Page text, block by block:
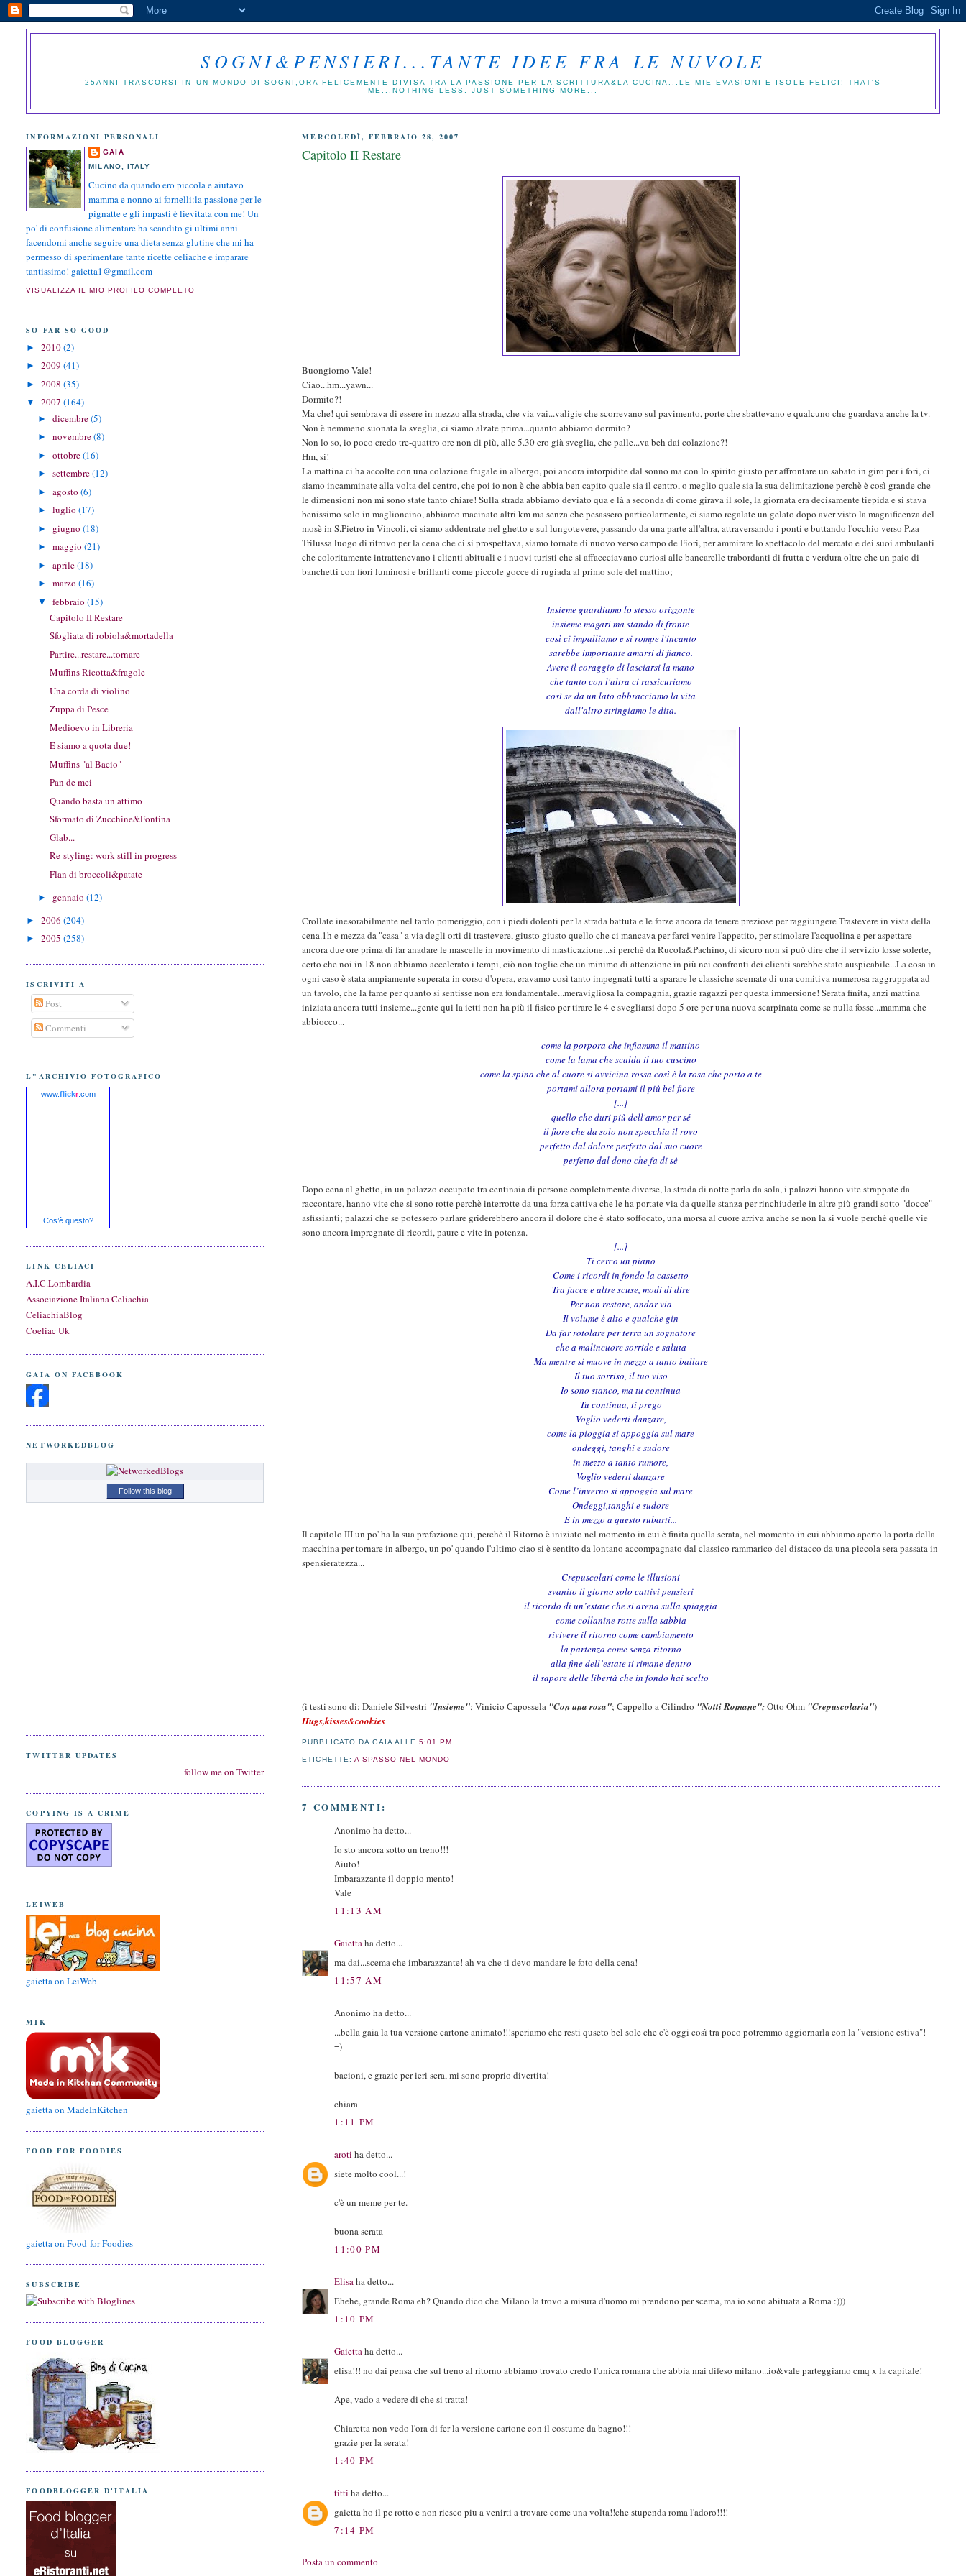
SOGNI&PENSIERI...TANTE IDEE FRA LE NUVOLE
25ANNI TRASCORSI IN UN MONDO DI SOGNI,ORA FELICEMENTE DIVISA TRA LA PASSIONE PER LA SCRITTURA&LA CUCINA...LE MIE EVASIONI E ISOLE FELICI! THAT'S
ME...NOTHING LESS, JUST SOMETHING MORE...
MERCOLEDÌ, FEBBRAIO 28, 2007
Capitolo II Restare
Buongiorno Vale!
Ciao...hm...yawn...
Dormito?!
Ma che! qui sembrava di essere in mezzo alla strada, che via vai...valigie che scorrevano sul pavimento, porte che sbattevano e qualcuno che guardava anche la tv.
Non è nemmeno suonata la sveglia, ci siamo alzate prima...quanto abbiamo dormito?
Non lo so, io poco credo tre-quattro ore non di più, alle 5.30 ero già sveglia, che palle...va beh dai colazione?!
Hm, si!
La mattina ci ha accolte con una colazione frugale in albergo, poi ancora intorpidite dal sonno ma con lo spirito giusto per affrontare un sabato in giro per i fori, ci
siamo incamminate alla volta del centro, che poi io non è che abbia ben capito quale sia il centro, o meglio quale sia la sua delimitazione perchè è così grande che
le dimensioni non mi sono state tanto chiare! Sulla strada abbiamo deviato qua e là a seconda di come girava il sole, la giornata era decisamente tiepida e si stava
benissimo solo in maglioncino, abbiamo macinato altri km ma senza che pesassero particolarmente, ci siamo regalate un gelato dopo aver visto la magnificenza del
mosè in S.Pietro in Vincoli, ci siamo addentrate nel ghetto e sul lungotevere, passando da una parte all'altra, attraversando i ponti e buttando l'occhio verso P.za
Trilussa luogo di ritrovo per la cena che ci si prospettava, siamo tornate di nuovo verso campo de Fiori, per ammirare lo spettacolo del mercato e dei suoi ambulanti
che coloritamente intrattenevano i clienti abituali e i nuovi turisti che si affaccciavano curiosi alle bancarelle trabordanti di frutta e verdura oltre che un paio di
banchetti con fiori luminosi e brillanti come piccole gocce di rugiada al primo sole del mattino;
Insieme guardiamo lo stesso orizzonte
insieme magari ma stando di fronte
così ci impalliamo e si rompe l'incanto
sarebbe importante amarsi di fianco.
Avere il coraggio di lasciarsi la mano
che tanto con l'altra ci rassicuriamo
così se da un lato abbracciamo la vita
dall'altro stringiamo le dita.
Crollate inesorabilmente nel tardo pomeriggio, con i piedi dolenti per la strada battuta e le forze ancora da tenere preziose per raggiungere Trastevere in vista della
cena.1h e mezza da "casa" a via degli orti di trastevere, giusto giusto quello che ci mancava per farci venire l'appetito, per stimolare l'acquolina e per aspettare
ancora due ore prima di far anadare le mascelle in movimento di masticazione...si perchè da Rucola&Pachino, di sicuro non si può dire che il servizio fosse solerte,
certo che noi in 18 non abbiamo accelerato i tempi, ciò non toglie che un minimo di attenzione in più nei confronti dei clienti sarebbe stato auspicabile...La cosa in
ogni caso è stata ampiamente superata in corso d'opera, eravamo così tanto impegnati tutti a sparare le classiche scemate di una comitiva numerosa raggruppata ad
un tavolo, che la fame per quanto si sentisse non era fondamentale...meravigliosa la compagnia, grazie ragazzi per questa immersione! Serata finita, anzi mattina
iniziata ancora tutti insieme...gente qui la ietti non ha più il fisico per tirare le 4 e svegliarsi dopo 5 ore per una nuova scarpinata come se nulla fosse...mamma che
abbiocco...
come la porpora che infiamma il mattino
come la lama che scalda il tuo cuscino
come la spina che al cuore si avvicina rossa così è la rosa che porto a te
portami allora portami il più bel fiore
[...]
quello che duri più dell'amor per sé
il fiore che da solo non specchia il rovo
perfetto dal dolore perfetto dal suo cuore
perfetto dal dono che fa di sè
Dopo cena al ghetto, in un palazzo occupato tra centinaia di persone completamente diverse, la strada di notte parla da sola, i palazzi hanno vite strappate da
raccontare, hanno vite che si sono rotte perchè interrotte da una forza cattiva che le ha portate via da quelle stanza per rinchiuderle in altre più grandi sotto "docce"
asfissianti; palazzi che se potessero parlare griderebbero ancora il dolore che è stato soffocato, una morsa al cuore arriva anche se non la si vuole perchè quelle vie
sono ancora impregnate di ricordi, paure e vite in potenza.
[...]
Ti cerco un piano
Come i ricordi in fondo la cassetto
Tra facce e altre scuse, modi di dire
Per non restare, andar via
Il volume è alto e qualche gin
Da far rotolare per terra un sognatore
che a malincuore sorride e saluta
Ma mentre si muove in mezzo a tanto ballare
Il tuo sorriso, il tuo viso
Io sono stanco, ma tu continua
Tu continua, ti prego
Voglio vederti danzare,
come la pioggia si appoggia sul mare
ondeggi, tanghi e sudore
in mezzo a tanto rumore,
Voglio vederti danzare
Come l’inverno si appoggia sul mare
Ondeggi,tanghi e sudore
E in mezzo a questo rubarti...
Il capitolo III un po' ha la sua prefazione qui, perchè il Ritorno è iniziato nel momento in cui è finita quella serata, nel momento in cui abbiamo aperto la porta della
macchina per tornare in albergo, un po' quando l'ultimo ciao si è sentito da lontano accompagnato dal classico rammarico del distacco da una piccola sera passata in
spensieratezza...
Crepuscolari come le illusioni
svanito il giorno solo cattivi pensieri
il ricordo di un’estate che si arena sulla spiaggia
come collanine rotte sulla sabbia
rivivere il ritorno come cambiamento
la partenza come senza ritorno
alla fine dell’estate ti rimane dentro
il sapore delle libertà che in fondo hai scelto
(i testi sono di: Daniele Silvestri "Insieme"; Vinicio Capossela "Con una rosa"; Cappello a Cilindro "Notti Romane";Otto Ohm "Crepuscolaria")
Hugs,kisses&cookies
PUBBLICATO DA GAIA ALLE 5:01 PM
ETICHETTE: A SPASSO NEL MONDO
7 COMMENTI:
Anonimo ha detto...
Io sto ancora sotto un treno!!!
Aiuto!
Imbarazzante il doppio mento!
Vale
11:13 AM
Gaiettaha detto...
ma dai...scema che imbarazzante! ah va che ti devo mandare le foto della cena!
11:57 AM
Anonimo ha detto...
...bella gaia la tua versione cartone animato!!!speriamo che resti quseto bel sole che c'è oggi così tra poco potremmo aggiornarla con la "versione estiva"!
=)
bacioni, e grazie per ieri sera, mi sono proprio divertita!
chiara
1:11 PM
aroti ha detto...
siete molto cool...!
c'è un meme per te.
buona serata
11:00 PM
Elisaha detto...
Ehehe, grande Roma eh? Quando dico che Milano la trovo a misura d'uomo mi prendono per scema, ma io sono abituata a Roma :)))
1:10 PM
Gaiettaha detto...
elisa!!! no dai pensa che sul treno al ritorno abbiamo trovato credo l'unica romana che abbia mai difeso milano...io&vale parteggiamo cmq x la capitale!
Ape, vado a vedere di che si tratta!
Chiaretta non vedo l'ora di fer la versione cartone con il costume da bagno!!!
grazie per la serata!
1:40 PM
titti ha detto...
gaietta ho il pc rotto e non riesco piu a venirti a trovare come una volta!!che stupenda roma l'adoro!!!!
7:14 PM
Posta un commento
INFORMAZIONI PERSONALI
GAIA
MILANO, ITALY
Cucino da quando ero piccola e aiutavo
mamma e nonno ai fornelli:la passione per le
pignatte e gli impasti è lievitata con me! Un
po' di confusione alimentare ha scandito gi ultimi anni
facendomi anche seguire una dieta senza glutine che mi ha
permesso di sperimentare tante ricette celiache e imparare
tantissimo! gaietta1@gmail.com
VISUALIZZA IL MIO PROFILO COMPLETO
SO FAR SO GOOD
►2010(2)
►2009(41)
►2008(35)
▼2007(164)
►dicembre(5)
►novembre(8)
►ottobre(16)
►settembre(12)
►agosto(6)
►luglio(17)
► giugno(18)
►maggio(21)
►aprile(18)
►marzo(16)
▼febbraio(15)
Capitolo II Restare
Sfogliata di robiola&mortadella
Partire...restare...tornare
Muffins Ricotta&fragole
Una corda di violino
Zuppa di Pesce
Medioevo in Libreria
E siamo a quota due!
Muffins "al Bacio"
Pan de mei
Quando basta un attimo
Sformato di Zucchine&Fontina
Glab...
Re-styling: work still in progress
Flan di broccoli&patate
► gennaio(12)
►2006(204)
►2005(258)
ISCRIVITI A
Post
Commenti
L"ARCHIVIO FOTOGRAFICO
www.flickr.com
Cos’è questo?
LINK CELIACI
A.I.C.Lombardia
Associazione Italiana Celiachia
CeliachiaBlog
Coeliac Uk
GAIA ON FACEBOOK
NETWORKEDBLOG
Follow this blog
TWITTER UPDATES
follow me on Twitter
COPYING IS A CRIME
LEIWEB
gaietta on LeiWeb
MIK
gaietta on MadeInKitchen
FOOD FOR FOODIES
gaietta on Food-for-Foodies
SUBSCRIBE
FOOD BLOGGER
FOODBLOGGER D'ITALIA